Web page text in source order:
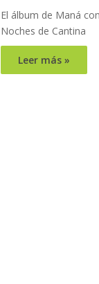
El álbum de Maná
Noches de Cantina
Leer más »